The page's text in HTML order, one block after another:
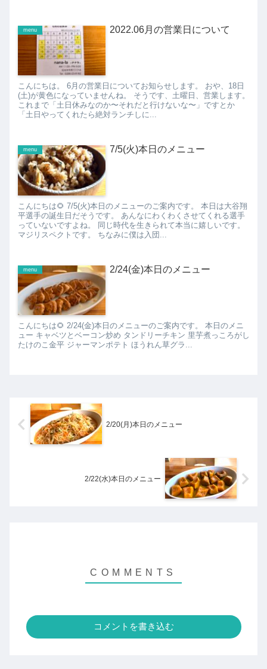
menu 2022.06月の営業日について
こんにちは。 6月の営業日についてお知らせします。 おや、18日
(土)が黄色になっていませんね。 そうです、土曜日、営業します。
これまで「土日休みなのか〜それだと行けないな〜」ですとか
「土日やってくれたら絶対ランチしに...
menu 7/5(火)本日のメニュー
こんにちは🌻 7/5(火)本日のメニューのご案内です。 本日は大谷翔
平選手の誕生日だそうです。 あんなにわくわくさせてくれる選手
っていないですよね。 同じ時代を生きられて本当に嬉しいです。
マジリスペクトです。 ちなみに僕は入団...
menu 2/24(金)本日のメニュー
こんにちは🌻 2/24(金)本日のメニューのご案内です。 本日のメニ
ュー キャベツとベーコン炒め タンドリーチキン 里芋煮っころがし
たけのこ金平 ジャーマンポテト ほうれん草グラ...
2/20(月)本日のメニュー
2/22(水)本日のメニュー
コメントを書き込む